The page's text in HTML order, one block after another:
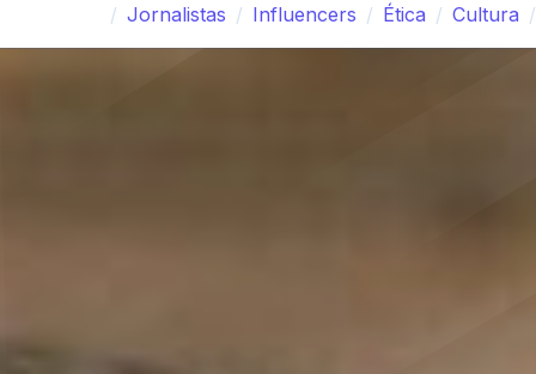
Jornalistas
Influencers Ética Cultura